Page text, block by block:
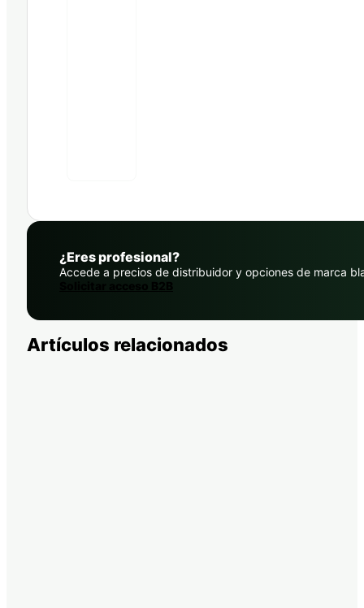
¿Eres profesional?
Accede a precios de distribuidor y opciones de marca
Artículos relacionados